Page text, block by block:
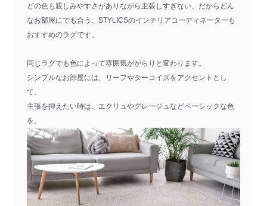
どの色も親しみやすさがありながら主張しすぎない、だからどん
なお部屋にでも合う、STYLICSのインテリアコーディネーターも
おすすめのラグです。
同じラグでも色によって雰囲気ががらりと変わります。
シンプルなお部屋には、リーフやターコイズをアクセントとし
て。
主張を抑えたい時は、エクリュやグレージュなどベーシックな色
を。